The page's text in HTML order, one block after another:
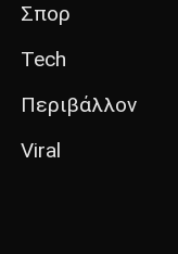
Σπορ
Tech
Περιβάλλον
Viral